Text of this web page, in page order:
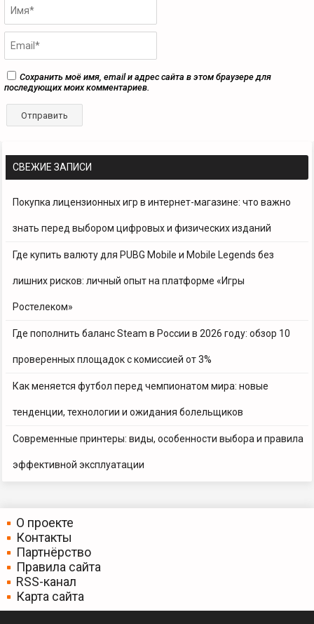
СВЕЖИЕ ЗАПИСИ
Покупка лицензионных игр в интернет-магазине: что важно
знать перед выбором цифровых и физических изданий
Где купить валюту для PUBG Mobile и Mobile Legends без
лишних рисков: личный опыт на платформе «Игры
Ростелеком»
Где пополнить баланс Steam в России в 2026 году: обзор 10
проверенных площадок с комиссией от 3%
Как меняется футбол перед чемпионатом мира: новые
тенденции, технологии и ожидания болельщиков
Современные принтеры: виды, особенности выбора и правила
эффективной эксплуатации
Сохранить моё имя, email и адрес сайта в этом браузере для
последующих моих комментариев.
О проекте
Контакты
Партнёрство
Правила сайта
RSS-канал
Карта сайта